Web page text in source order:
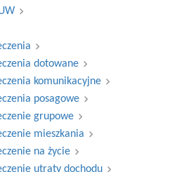
dotowane
komunikacyjne
posagowe
grupowe
mieszkania
na życie
utraty dochodu